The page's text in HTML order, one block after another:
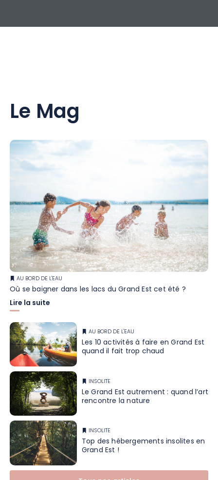
Le Mag
AU BORD DE L'EAU
Où se baigner dans les lacs du Grand Est cet été ?
Lire la suite
AU BORD DE L'EAU
Les 10 activités à faire en Grand Est
quand il fait trop chaud
INSOLITE
Le Grand Est autrement : quand l’art
rencontre la nature
INSOLITE
Top des hébergements insolites en
Grand Est !